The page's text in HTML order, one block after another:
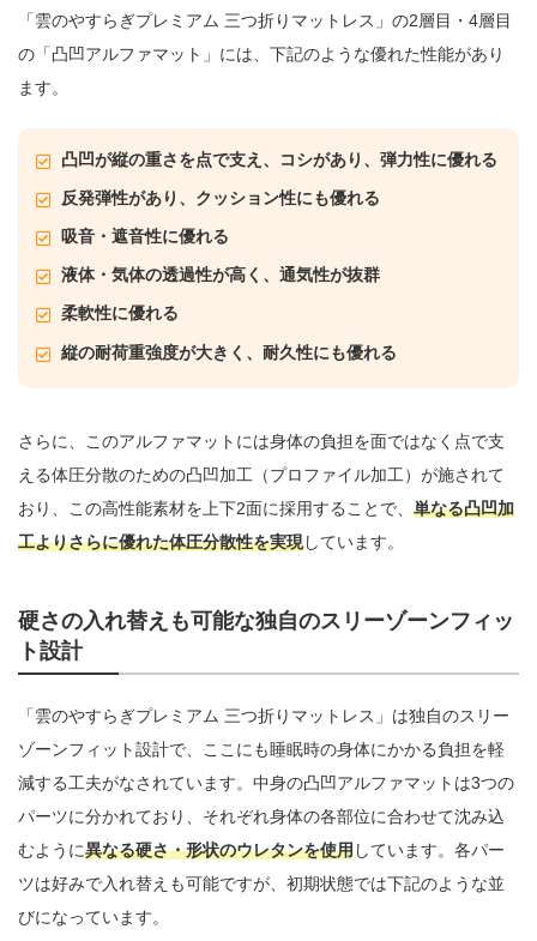
「雲のやすらぎプレミアム 三つ折りマットレス」の2層目・4層目
の「凸凹アルファマット」には、下記のような優れた性能があり
ます。
凸凹が縦の重さを点で支え、コシがあり、弾力性に優れる
反発弾性があり、クッション性にも優れる
吸音・遮音性に優れる
液体・気体の透過性が高く、通気性が抜群
柔軟性に優れる
縦の耐荷重強度が大きく、耐久性にも優れる
さらに、このアルファマットには身体の負担を面ではなく点で支
える体圧分散のための凸凹加工（プロファイル加工）が施されて
おり、この高性能素材を上下2面に採用することで、 単なる凸凹加
工よりさらに優れた体圧分散性を実現しています。
硬さの入れ替えも可能な独自のスリーゾーンフィッ
ト設計
「雲のやすらぎプレミアム 三つ折りマットレス」は独自のスリー
ゾーンフィット設計で、ここにも睡眠時の身体にかかる負担を軽
減する工夫がなされています。中身の凸凹アルファマットは3つの
パーツに分かれており、それぞれ身体の各部位に合わせて沈み込
むように異なる硬さ・形状のウレタンを使用しています。各パー
ツは好みで入れ替えも可能ですが、初期状態では下記のような並
びになっています。